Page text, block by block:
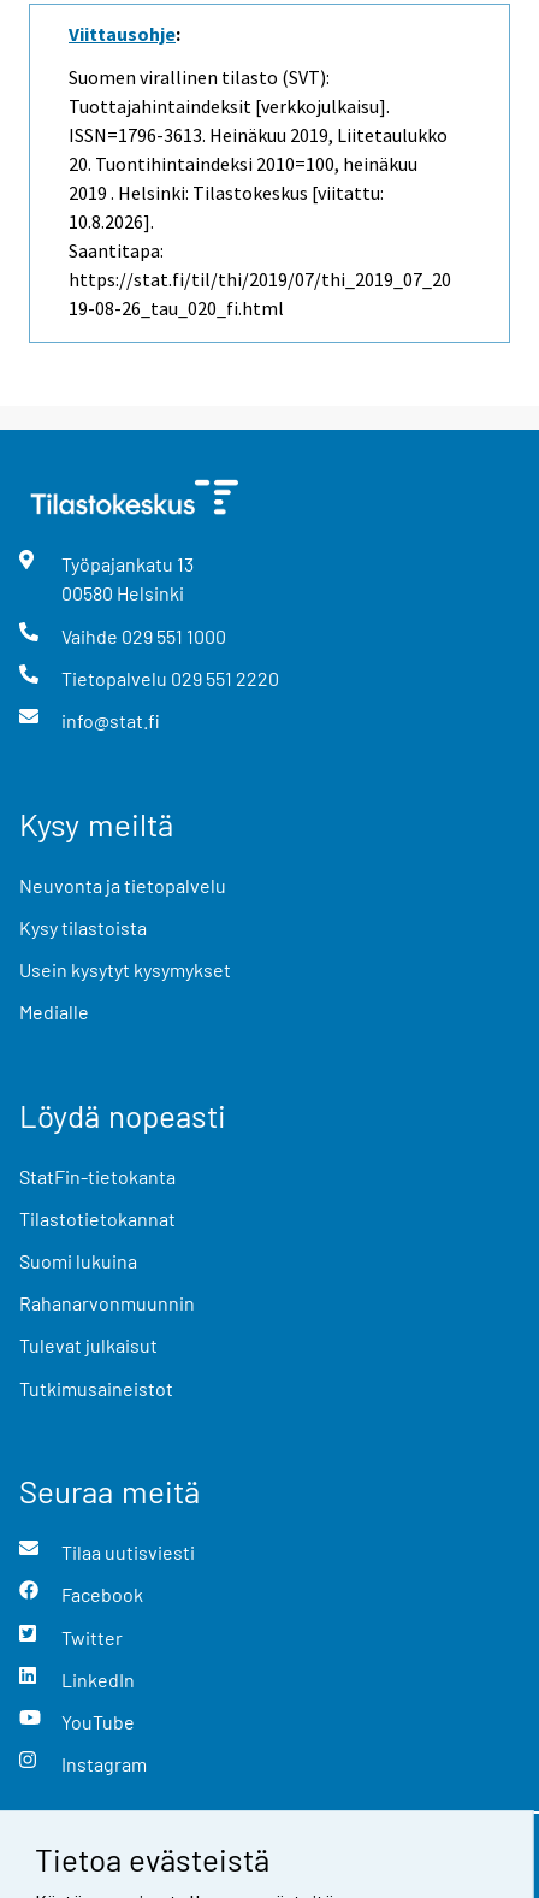
Tietoa evästeistä
Viittausohje:
Suomen virallinen tilasto (SVT):
Tuottajahintaindeksit [verkkojulkaisu].
ISSN=1796-3613. Heinäkuu 2019, Liitetaulukko
20. Tuontihintaindeksi 2010=100, heinäkuu
2019 . Helsinki: Tilastokeskus [viitattu:
10.8.2026].
Saantitapa:
https://stat.fi/til/thi/2019/07/thi_2019_07_20
19-08-26_tau_020_fi.html
Työpajankatu 13
00580 Helsinki
Vaihde 029 551 1000
Tietopalvelu 029 551 2220
info@stat.fi
Kysy meiltä
Neuvonta ja tietopalvelu
Kysy tilastoista
Usein kysytyt kysymykset
Medialle
Löydä nopeasti
StatFin-tietokanta
Tilastotietokannat
Suomi lukuina
Rahanarvonmuunnin
Tulevat julkaisut
Tutkimusaineistot
Seuraa meitä
Tilaa uutisviesti
Facebook
Twitter
LinkedIn
YouTube
Instagram
Yhteystiedot